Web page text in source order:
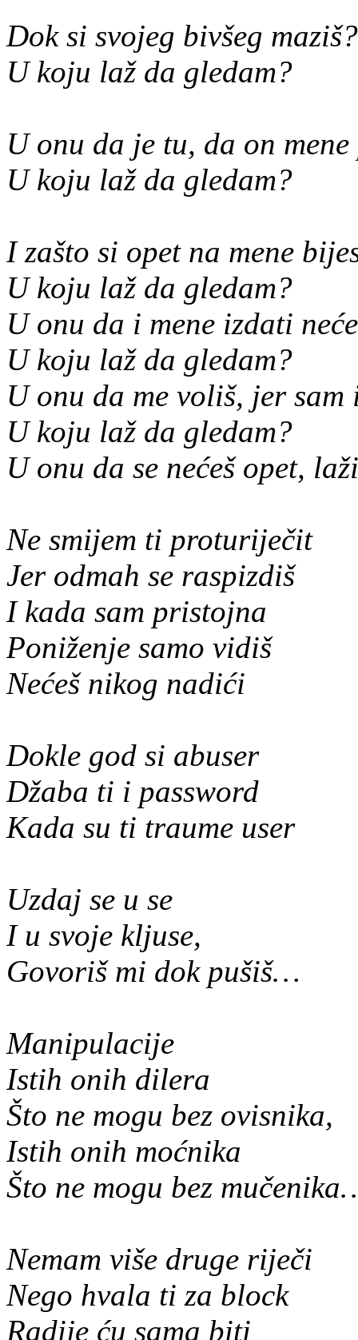
Dok si svojeg bivšeg maziš?
U koju laž da gledam?
U onu da je tu, da on
U koju laž da gledam?
I zašto si opet na mene
U koju laž da gledam?
U onu da i mene izdati
U koju laž da gledam?
U onu da me voliš, jer sam
U koju laž da gledam?
U onu da se nećeš opet,
Ne smijem ti proturiječit
Jer odmah se raspizdiš
I kada sam pristojna
Poniženje samo vidiš
Nećeš nikog nadići
Dokle god si abuser
Džaba ti i password
Kada su ti traume user
Uzdaj se u se
I u svoje kljuse,
Govoriš mi dok pušiš…
Manipulacije
Istih onih dilera
Što ne mogu bez ovisnika,
Istih onih moćnika
Što ne mogu bez
Nemam više druge riječi
Nego hvala ti za block
Radije ću sama biti